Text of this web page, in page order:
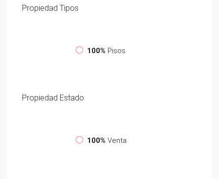
Propiedad Tipos
100% Pisos
Propiedad Estado
100% Venta